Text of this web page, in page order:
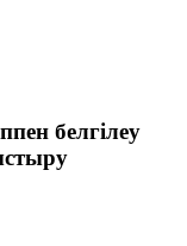
белгілеу